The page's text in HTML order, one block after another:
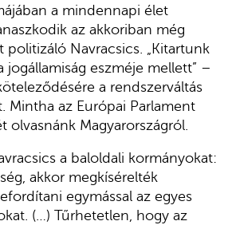
a mindennapi élet
az akkoriban még
Navracsics. „Kitartunk
jogállamiság eszméje mellett” –
a rendszerváltás
Mintha az Európai Parlament
olvasnánk Magyarországról.
a baloldali kormányokat:
akkor megkísérelték
egymással az egyes
(…) Tűrhetetlen, hogy az